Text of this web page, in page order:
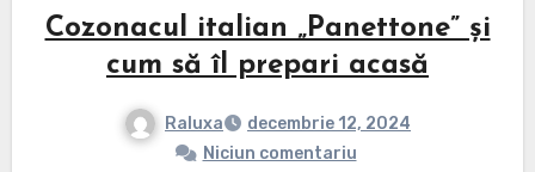
Cozonacul italian „Panettone” și
cum să îl prepari acasă
Raluxa
decembrie 12, 2024
Niciun comentariu